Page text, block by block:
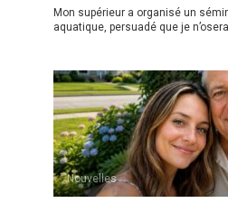
Mon supérieur a organisé un
aquatique, persuadé que je
Nouvelles